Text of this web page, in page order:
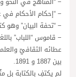
− “إحكام الأحكام في
− “تحفة البيان” وهو
− قاموس “اللباب”
عطائه الثقافيّ
بين 1887 و 1891.
لم يكتفِ بالكتابة